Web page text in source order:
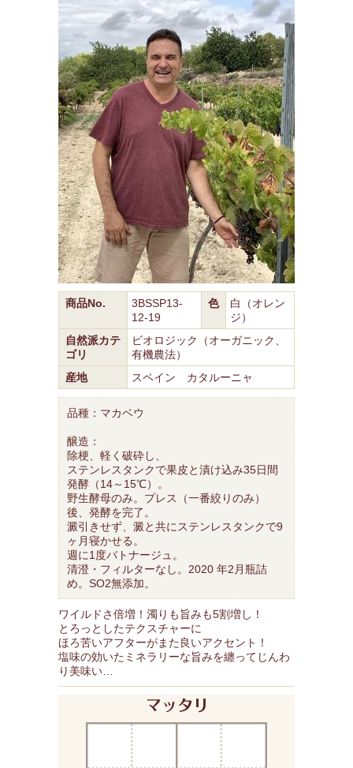
商品No.
3BSSP13-
12-19
色
白（オレン
ジ）
自然派カテ
ゴリ
ビオロジック（オーガニック、
有機農法）
産地
スペイン カタルーニャ
品種：マカベウ
醸造：
除梗、軽く破砕し、
ステンレスタンクで果皮と漬け込み35日間
発酵（14～15℃）。
野生酵母のみ。プレス（一番絞りのみ）
後、発酵を完了。
澱引きせず、澱と共にステンレスタンクで9
ヶ月寝かせる。
週に1度バトナージュ。
清澄・フィルターなし。2020 年2月瓶詰
め。SO2無添加。
ワイルドさ倍増！濁りも旨みも5割増し！
とろっとしたテクスチャーに
ほろ苦いアフターがまた良いアクセント！
塩味の効いたミネラリーな旨みを纏ってじんわ
り美味い…